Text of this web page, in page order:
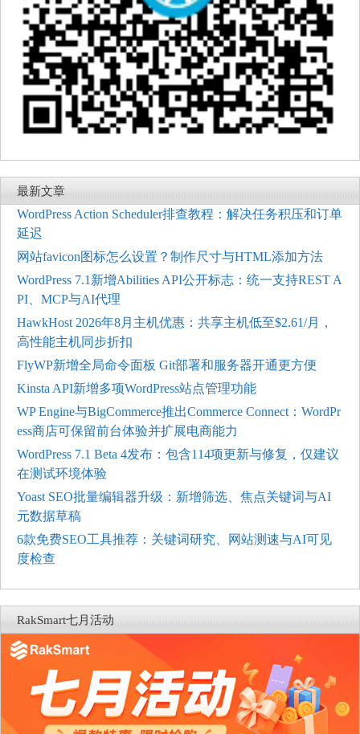
最新文章
WordPress Action Scheduler排查教程：解决任务积压和订单
延迟
网站favicon图标怎么设置？制作尺寸与HTML添加方法
WordPress 7.1新增Abilities API公开标志：统一支持REST A
PI、MCP与AI代理
HawkHost 2026年8月主机优惠：共享主机低至$2.61/月，
高性能主机同步折扣
FlyWP新增全局命令面板 Git部署和服务器开通更方便
Kinsta API新增多项WordPress站点管理功能
WP Engine与BigCommerce推出Commerce Connect：WordPr
ess商店可保留前台体验并扩展电商能力
WordPress 7.1 Beta 4发布：包含114项更新与修复，仅建议
在测试环境体验
Yoast SEO批量编辑器升级：新增筛选、焦点关键词与AI
元数据草稿
6款免费SEO工具推荐：关键词研究、网站测速与AI可见
度检查
RakSmart七月活动